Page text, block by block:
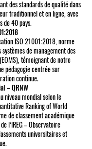
des standards de qualité dans
traditionnel et en ligne, avec
de 40 pays.
ISO 21001:2018, norme
de management des
témoignant de notre
pédagogie centrée sur
continue.
– QRNW
niveau mondial selon le
Ranking of World
de classement académique
l’IREG – Observatoire
universitaires et